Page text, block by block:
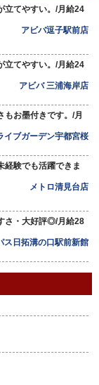
立てやすい。/月給24
アビバ逗子駅前店
立てやすい。/月給24
アビバ 三浦海岸店
お墨付きです。/月
イブガーデン宇都宮桜
経験でも活躍できま
メトロ清見台店
さ・大好評◎/月給28
ス日拓溝の口駅前新館